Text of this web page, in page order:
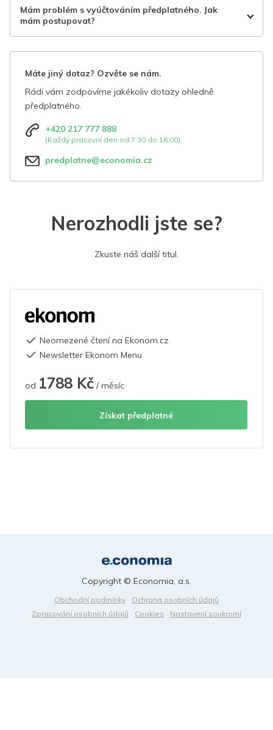
Mám problém s vyúčtováním předplatného. Jak
mám postupovat?
Máte jiný dotaz? Ozvěte se nám.
Rádi vám zodpovíme jakékoliv dotazy ohledně
předplatného.
+420 217 777 888
(Každý pracovní den od 7:30 do 16:00)
predplatne@economia.cz
Nerozhodli jste se?
Zkuste náš další titul.
Neomezené čtení na Ekonom.cz
Newsletter Ekonom Menu
od 1788 Kč / měsíc
Získat předplatné
Obchodní podmínky
Ochrana osobních údajů
Zpracování osobních údajů
Cookies Nastavení soukromí
Copyright © Economia, a.s.